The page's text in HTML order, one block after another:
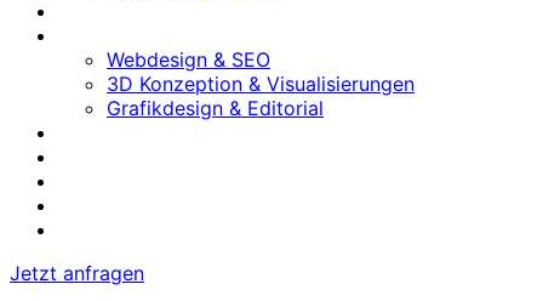
Webdesign & SEO
3D Konzeption & Visualisierungen
Grafikdesign & Editorial
Jetzt anfragen